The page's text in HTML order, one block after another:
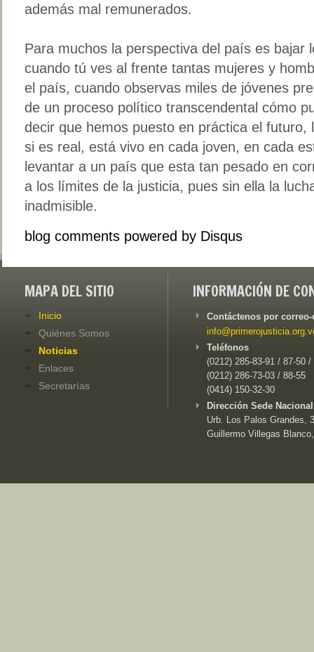
además mal remunerados.
Para muchos la perspectiva del país es bajar
cuando tú ves al frente tantas mujeres y
el país, cuando observas miles de jóvenes
de un proceso político transcendental cómo
decir que hemos puesto en práctica el futuro,
si es real, está vivo en cada joven, en cada
levantar a un país que esta tan pesado en
a los límites de la justicia, pues sin ella la
inadmisible.
blog comments powered by Disqus
MAPA DEL SITIO
Inicio
Quiénes Somos
Noticias
Enlaces
Secretarías
INFORMACIÓN DE
Contáctenos por
Teléfonos
(0212) 285-83-91 / 87-50 /
(0212) 286-73-03 / 88-55
(0414) 150-32-30
Dirección Sede
Urb. Los Palos Grandes,
Guillermo Villegas